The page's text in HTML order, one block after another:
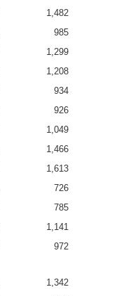
1,482
985
1,299
1,208
934
926
1,049
1,466
1,613
726
785
1,141
972
1,342